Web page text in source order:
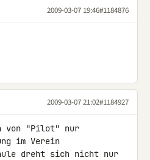
2009-03-07 19:46#1184876
2009-03-07 21:02#1184927
von "Pilot" nur
im Verein
dreht sich nicht nur